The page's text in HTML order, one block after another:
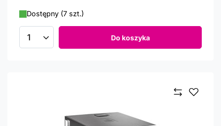
Dostępny (7 szt.)
Ilość produktów Do koszyka